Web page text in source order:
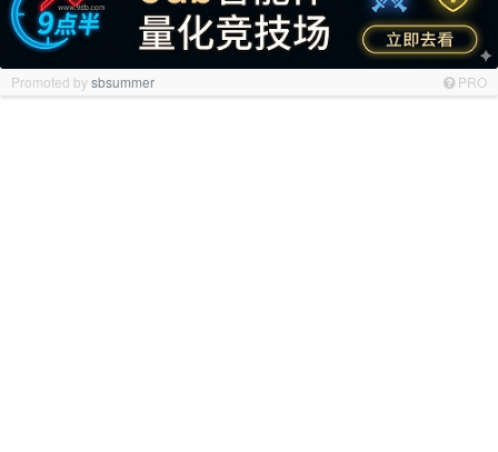
Promoted bysbsummer PRO